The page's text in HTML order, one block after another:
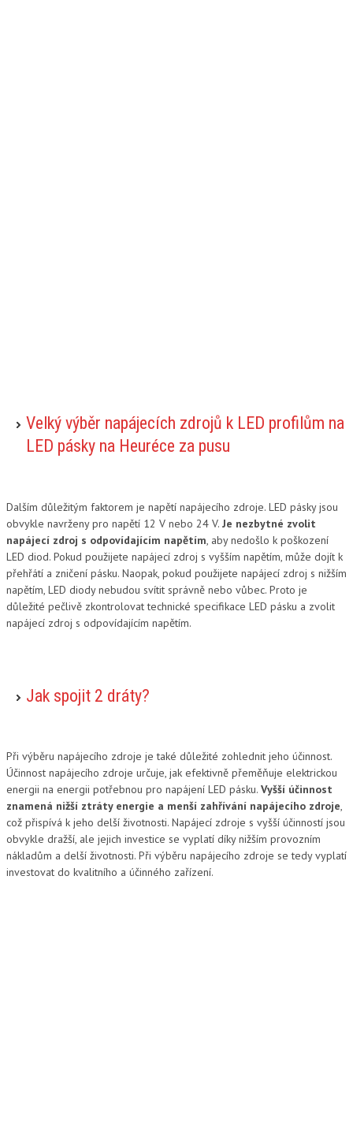
Velký výběr napájecích zdrojů k LED profilům na
LED pásky na Heuréce za pusu
Dalším důležitým faktorem je napětí napájecího zdroje. LED pásky jsou
obvykle navrženy pro napětí 12 V nebo 24 V. Je nezbytné zvolit
napájecí zdroj s odpovídajícím napětím , aby nedošlo k poškození
LED diod. Pokud použijete napájecí zdroj s vyšším napětím, může dojít k
přehřátí a zničení pásku. Naopak, pokud použijete napájecí zdroj s nižším
napětím, LED diody nebudou svítit správně nebo vůbec. Proto je
důležité pečlivě zkontrolovat technické specifikace LED pásku a zvolit
napájecí zdroj s odpovídajícím napětím.
Jak spojit 2 dráty?
Při výběru napájecího zdroje je také důležité zohlednit jeho účinnost.
Účinnost napájecího zdroje určuje, jak efektivně přeměňuje elektrickou
energii na energii potřebnou pro napájení LED pásku. Vyšší účinnost
znamená nižší ztráty energie a menší zahřívání napájecího zdroje,
což přispívá k jeho delší životnosti. Napájecí zdroje s vyšší účinností jsou
obvykle dražší, ale jejich investice se vyplatí díky nižším provozním
nákladům a delší životnosti. Při výběru napájecího zdroje se tedy vyplatí
investovat do kvalitního a účinného zařízení.